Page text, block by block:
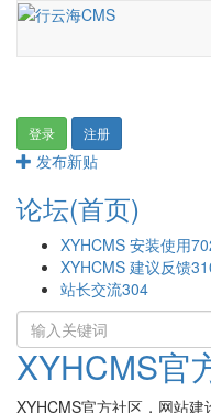
登录 注册
发布新贴
论坛(首页)
XYHCMS 安装使用
XYHCMS 建议反馈
站长交流304
XYHCMS官
XYHCMS官方社区，网站建